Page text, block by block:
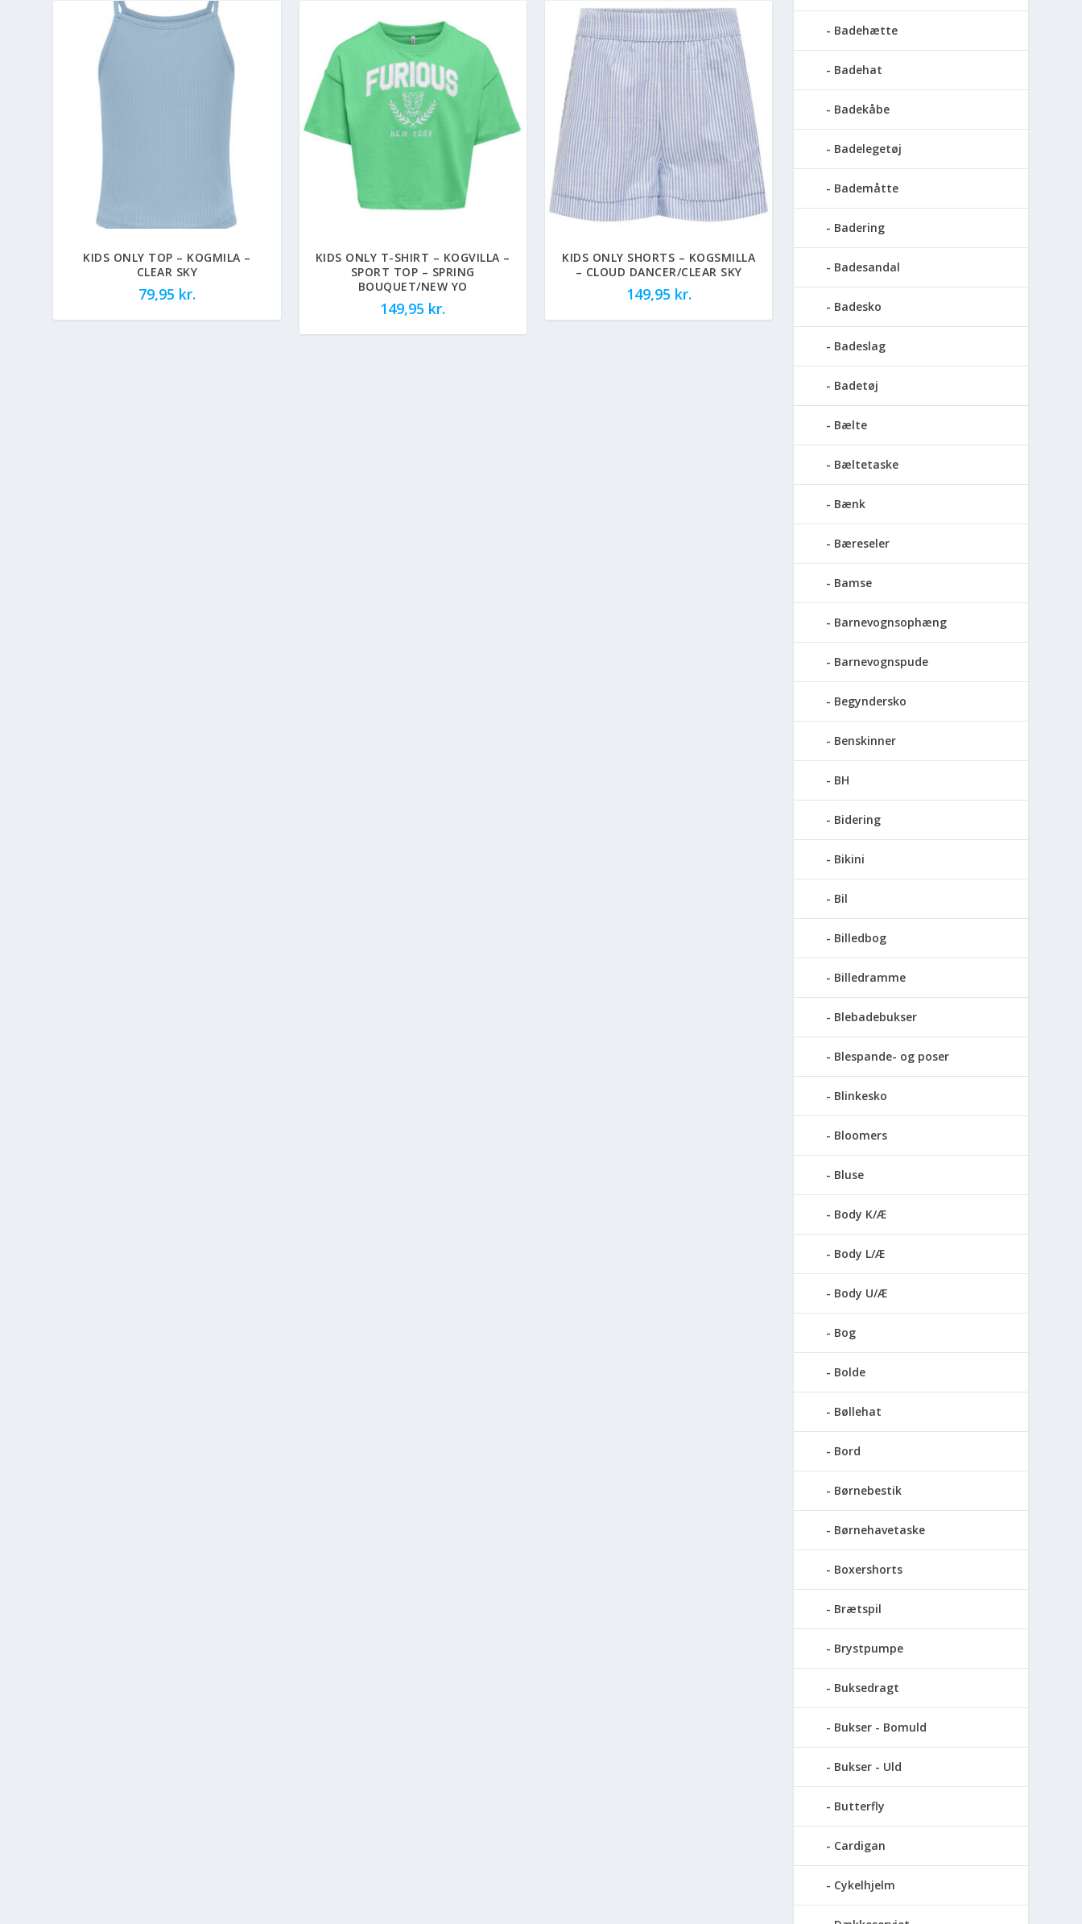
KIDS ONLY TOP – KOGMILA –
CLEAR SKY
79,95 kr.
KIDS ONLY T-SHIRT – KOGVILLA –
SPORT TOP – SPRING
BOUQUET/NEW YO
149,95 kr.
KIDS ONLY SHORTS – KOGSMILLA
– CLOUD DANCER/CLEAR SKY
149,95 kr.
Badehætte
Badehat
Badekåbe
Badelegetøj
Bademåtte
Badering
Badesandal
Badesko
Badeslag
Badetøj
Bælte
Bæltetaske
Bænk
Bæreseler
Bamse
Barnevognsophæng
Barnevognspude
Begyndersko
Benskinner
BH
Bidering
Bikini
Bil
Billedbog
Billedramme
Blebadebukser
Blespande- og poser
Blinkesko
Bloomers
Bluse
Body K/Æ
Body L/Æ
Body U/Æ
Bog
Bolde
Bøllehat
Bord
Børnebestik
Børnehavetaske
Boxershorts
Brætspil
Brystpumpe
Buksedragt
Bukser - Bomuld
Bukser - Uld
Butterfly
Cardigan
Cykelhjelm